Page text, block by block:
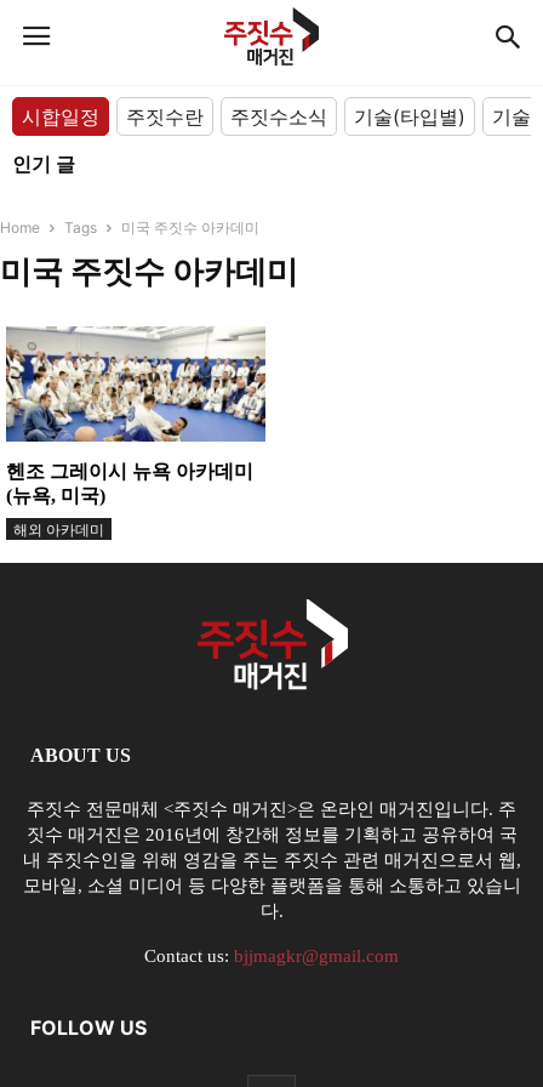
시합일정 주짓수란 주짓수소식 기술(타입별)
기술
인기 글
Home Tags 미국 주짓수 아카데미
미국 주짓수 아카데미
헨조 그레이시 뉴욕 아카데미
(뉴욕, 미국)
해외 아카데미
ABOUT US
주짓수 전문매체 <주짓수 매거진>은 온라인 매거진입니다. 주
짓수 매거진은 2016년에 창간해 정보를 기획하고 공유하여 국
내 주짓수인을 위해 영감을 주는 주짓수 관련 매거진으로서 웹,
모바일, 소셜 미디어 등 다양한 플랫폼을 통해 소통하고 있습니
다.
Contact us: bjjmagkr@gmail.com
FOLLOW US